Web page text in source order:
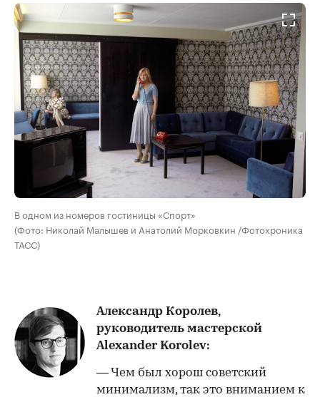
В одном из номеров гостиницы «Спорт»
(Фото: Николай Малышев и Анатолий Морковкин /Фотохроника
ТАСС)
Александр Королев,
руководитель мастерской
Alexander Korolev:
— Чем был хорош советский
минимализм, так это вниманием к